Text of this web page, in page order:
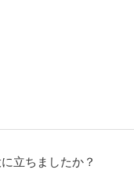
立ちましたか？